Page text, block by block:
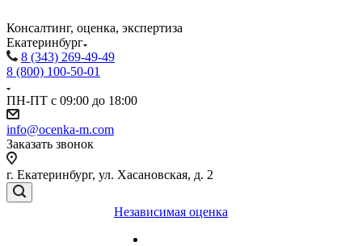
Консалтинг, оценка, экспертиза
Екатеринбург
8 (343) 269-49-49
8 (800) 100-50-01
ПН-ПТ с 09:00 до 18:00
info@ocenka-m.com
Заказать звонок
г. Екатеринбург, ул. Хасановская, д. 2
Независимая оценка